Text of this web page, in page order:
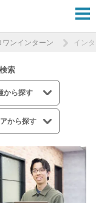
ンインターン イン
索
から探す
から探す